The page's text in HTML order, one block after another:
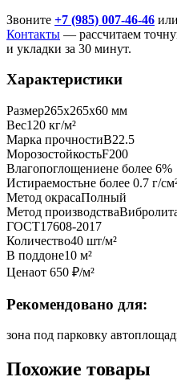
Звоните +7 (985) 007-46-46
Контакты — рассчитаем
и укладки за 30 минут.
Характеристики
Размер265х265х60 мм
Вес120 кг/м²
Марка прочностиB22.5
МорозостойкостьF200
Влагопоглощениене более 6%
Истираемостьне более 0.7 г/
Метод окрасаПолный
Метод производства
ГОСТ17608-2017
Количество40 шт/м²
В поддоне10 м²
Ценаот 650 ₽/м²
Рекомендовано для:
зона под парковку авто
Похожие товары